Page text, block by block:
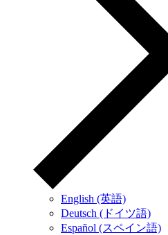
English (英語)
Deutsch (ドイツ語)
Español (スペイン語)